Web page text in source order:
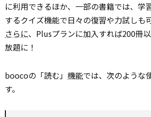
に利用できるほか、一部の書籍では、学
するクイズ機能で日々の復習や力試しも
さらに、Plusプランに加入すれば200冊
放題に！
boocoの「読む」 機能では、次のような
す。